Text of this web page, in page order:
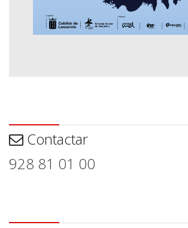
Contactar
928 81 01 00